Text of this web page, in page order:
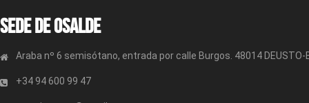
Sede de OSALDE
Araba nº 6 semisótano, entrada por calle Burgos. 48014 DEUSTO-
+34 94 600 99 47